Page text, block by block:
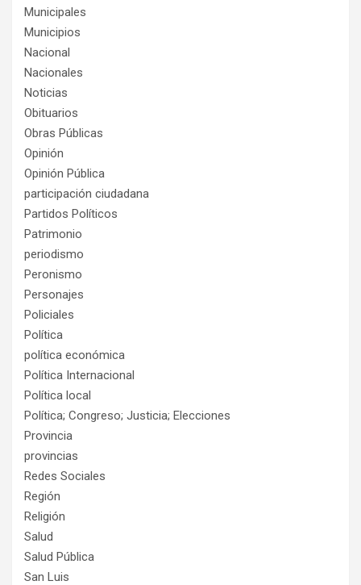
Municipales
Municipios
Nacional
Nacionales
Noticias
Obituarios
Obras Públicas
Opinión
Opinión Pública
participación ciudadana
Partidos Políticos
Patrimonio
periodismo
Peronismo
Personajes
Policiales
Política
política económica
Política Internacional
Política local
Política; Congreso; Justicia; Elecciones
Provincia
provincias
Redes Sociales
Región
Religión
Salud
Salud Pública
San Luis